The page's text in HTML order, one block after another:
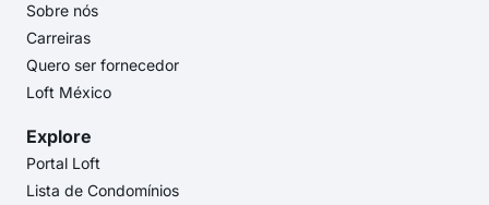
Sobre nós
Carreiras
Quero ser fornecedor
Loft México
Explore
Portal Loft
Lista de Condomínios